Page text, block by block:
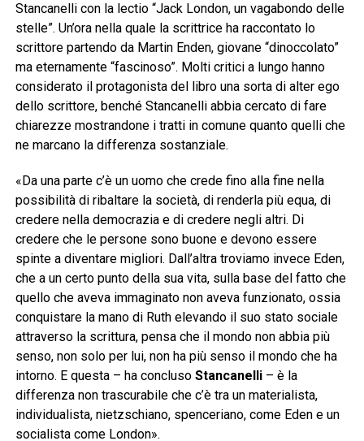
Stancanelli con la lectio “Jack London, un vagabondo delle
stelle”. Un’ora nella quale la scrittrice ha raccontato lo
scrittore partendo da Martin Enden, giovane “dinoccolato”
ma eternamente “fascinoso”. Molti critici a lungo hanno
considerato il protagonista del libro una sorta di alter ego
dello scrittore, benché Stancanelli abbia cercato di fare
chiarezze mostrandone i tratti in comune quanto quelli che
ne marcano la differenza sostanziale.
«Da una parte c’è un uomo che crede fino alla fine nella
possibilità di ribaltare la società, di renderla più equa, di
credere nella democrazia e di credere negli altri. Di
credere che le persone sono buone e devono essere
spinte a diventare migliori. Dall’altra troviamo invece Eden,
che a un certo punto della sua vita, sulla base del fatto che
quello che aveva immaginato non aveva funzionato, ossia
conquistare la mano di Ruth elevando il suo stato sociale
attraverso la scrittura, pensa che il mondo non abbia più
senso, non solo per lui, non ha più senso il mondo che ha
intorno. E questa – ha concluso Stancanelli– è la
differenza non trascurabile che c’è tra un materialista,
individualista, nietzschiano, spenceriano, come Eden e un
socialista come London».